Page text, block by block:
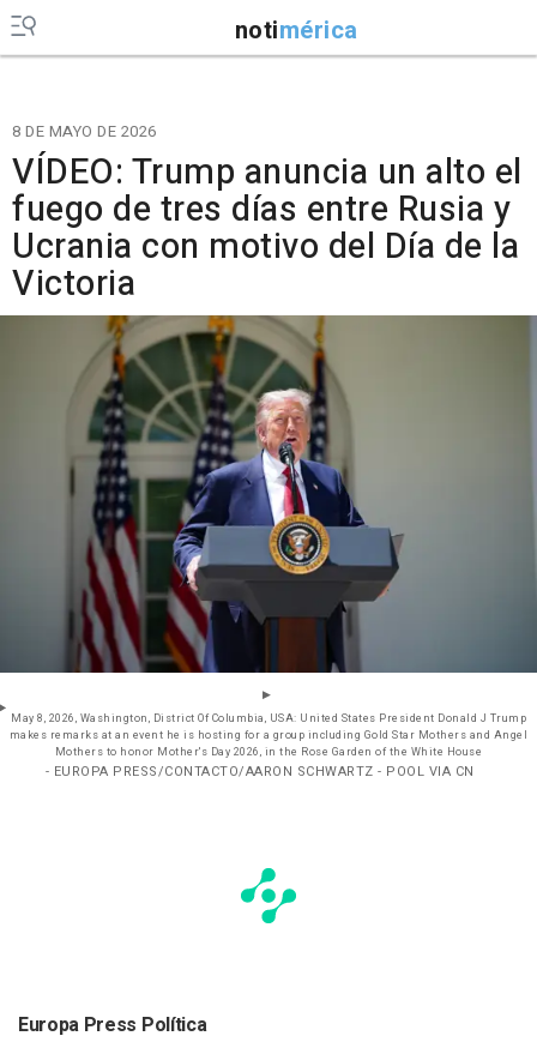
notimérica
8 DE MAYO DE 2026
VÍDEO: Trump anuncia un alto el
fuego de tres días entre Rusia y
Ucrania con motivo del Día de la
Victoria
May 8, 2026, Washington, District Of Columbia, USA: United States President Donald J Trump
makes remarks at an event he is hosting for a group including Gold Star Mothers and Angel
Mothers to honor Mother's Day 2026, in the Rose Garden of the White House
- EUROPA PRESS/CONTACTO/AARON SCHWARTZ - POOL VIA CN
Europa Press Política